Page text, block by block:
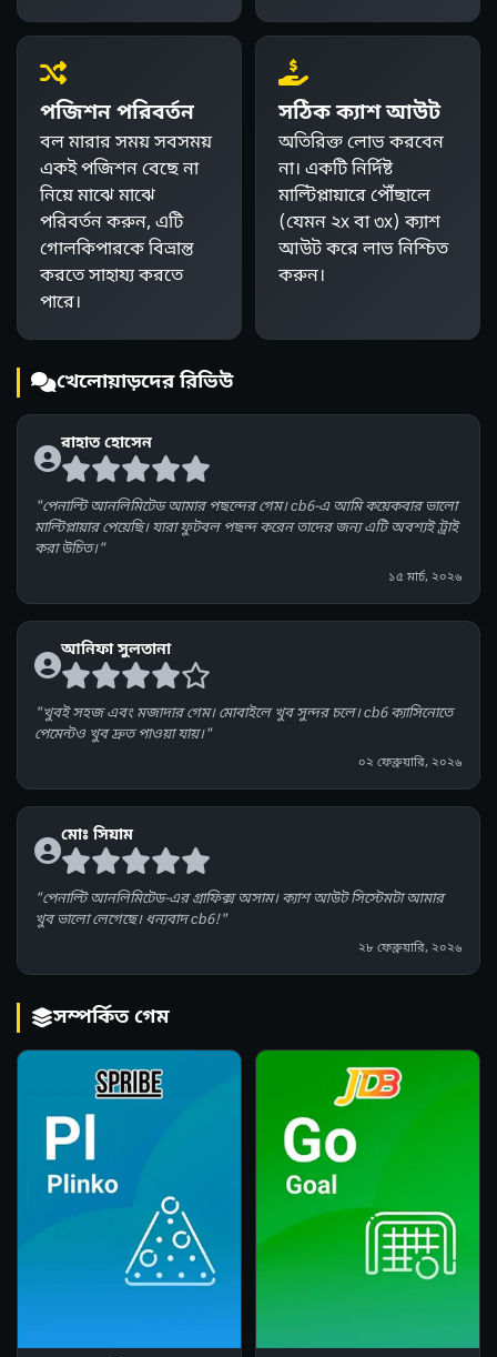
পজিশন পরিবর্তন
বল মারার সময় সবসময়
একই পজিশন বেছে না
নিয়ে মাঝে মাঝে
পরিবর্তন করুন, এটি
গোলকিপারকে বিভ্রান্ত
করতে সাহায্য করতে
পারে।
সঠিক ক্যাশ আউট
অতিরিক্ত লোভ করবেন
না। একটি নির্দিষ্ট
মাল্টিপ্লায়ারে পৌঁছালে
(যেমন ২x বা ৩x) ক্যাশ
আউট করে লাভ নিশ্চিত
করুন।
খেলোয়াড়দের রিভিউ
রাহাত হোসেন
"পেনাল্টি আনলিমিটেড আমার পছন্দের গেম। cb6-এ আমি কয়েকবার ভালো
মাল্টিপ্লায়ার পেয়েছি। যারা ফুটবল পছন্দ করেন তাদের জন্য এটি অবশ্যই ট্রাই
করা উচিত।"
১৫ মার্চ, ২০২৬
আনিফা সুলতানা
"খুবই সহজ এবং মজাদার গেম। মোবাইলে খুব সুন্দর চলে। cb6 ক্যাসিনোতে
পেমেন্টও খুব দ্রুত পাওয়া যায়।"
০২ ফেব্রুয়ারি, ২০২৬
মোঃ সিয়াম
"পেনাল্টি আনলিমিটেড-এর গ্রাফিক্স অসাম। ক্যাশ আউট সিস্টেমটা আমার
খুব ভালো লেগেছে। ধন্যবাদ cb6!"
২৮ ফেব্রুয়ারি, ২০২৬
সম্পর্কিত গেম